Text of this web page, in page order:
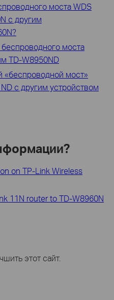
моста WDS
с другим
моста
TD-W8950ND
«беспроводной мост»
с другим устройством
on TP-Link Wireless
11N router to TD-W8960N
этот сайт.